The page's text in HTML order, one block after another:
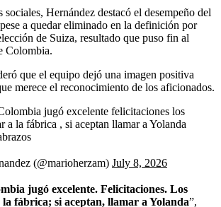
sociales, Hernández destacó el desempeño del
a quedar eliminado en la definición por
de Suiza, resultado que puso fin al
Colombia.
que el equipo dejó una imagen positiva
merece el reconocimiento de los aficionados.
jugó excelente felicitaciones los
a la fábrica , si aceptan llamar a Yolanda
(@marioherzam) July 8, 2026
jugó excelente. Felicitaciones. Los
fábrica; si aceptan, llamar a Yolanda”,